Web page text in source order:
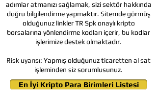
En İyi Kripto Para Birimleri Listesi
adımlar atmanızı sağlamak, sizi sektör hakkında
doğru bilgilendirme yapmaktır. Sitemde görmüş
olduğunuz linkler TR Spk onaylı kripto
borsalarına yönlendirme kodları içerir, bu kodlar
işlerimize destek olmaktadır.
Risk uyarısı: Yapmış olduğunuz ticaretten al sat
işleminden siz sorumlusunuz.